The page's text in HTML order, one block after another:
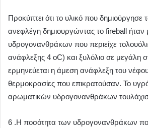
Προκύπτει ότι το υλικό που δημιούργησε
ανεφλέγη δημιουργώντας το fireball ήταν
υδρογονανθράκων που περιείχε
ανάφλεξης 4 oC) και ξυλόλιο σε μεγάλη
ερμηνεύεται η άμεση ανάφλεξη του
θερμοκρασίες που επικρατούσαν. Το
αρωματικών υδρογονανθράκων
6 .Η ποσότητα των υδρογονανθράκων